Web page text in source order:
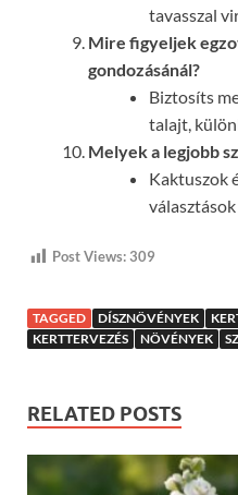
tavasszal
Mire figyeljek
gondozásánál?
Biztosíts
talajt,
Melyek a legjobb
Kaktuszok
Post Views:309
TAGGED DÍSZNÖVÉNYEK
KERTTERVEZÉS
NÖVÉNYEK
RELATED POSTS